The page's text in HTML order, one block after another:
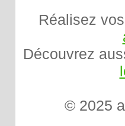
Réalisez
Découvrez
© 2025